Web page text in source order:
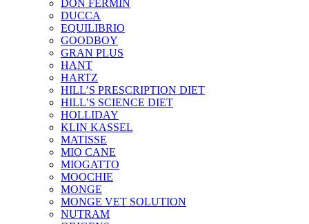
DON FERMIN
DUCCA
EQUILIBRIO
GOODBOY
GRAN PLUS
HANT
HARTZ
HILL’S PRESCRIPTION DIET
HILL’S SCIENCE DIET
HOLLIDAY
KLIN KASSEL
MATISSE
MIO CANE
MIOGATTO
MOOCHIE
MONGE
MONGE VET SOLUTION
NUTRAM